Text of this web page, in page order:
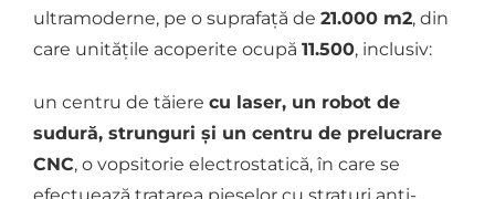
ultramoderne, pe o suprafață de 21.000 m2, din
care unitățile acoperite ocupă 11.500, inclusiv:
un centru de tăiere cu laser, un robot de
sudură, strunguri și un centru de prelucrare
CNC, o vopsitorie electrostatică, în care se